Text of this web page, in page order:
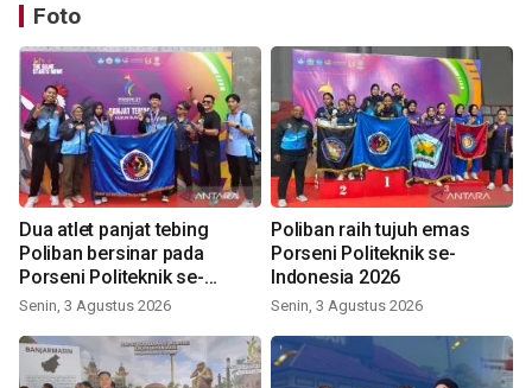
Foto
Dua atlet panjat tebing
Poliban bersinar pada
Porseni Politeknik se-
Indonesia 2026
Senin, 3 Agustus 2026
Poliban raih tujuh emas
Porseni Politeknik se-
Indonesia 2026
Senin, 3 Agustus 2026